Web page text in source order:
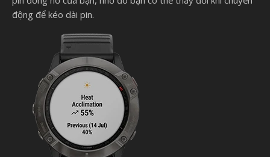
động để kéo dài pin.